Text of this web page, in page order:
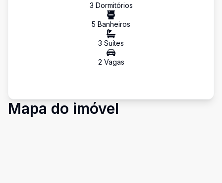
3 Dormitórios
5 Banheiros
3 Suítes
2 Vagas
Mapa do imóvel